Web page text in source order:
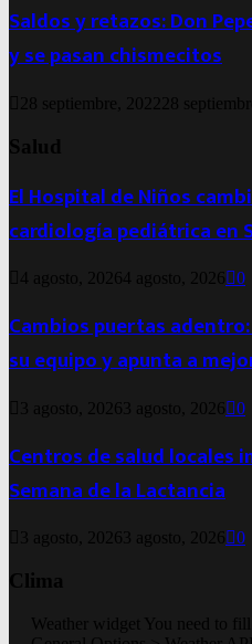
Saldos y retazos: Don
y se pasan chismecitos
28 septiembre, 2022 28
Salud
El Hospital de Niños
cardiología pediátrica en
4 agosto, 20264 agosto, 2026 0
Cambios puertas
su equipo y apunta a
3 agosto, 2026 3 agosto, 2026 0
Centros de salud locales
Semana de la Lactancia
3 agosto, 2026 3 agosto, 2026 0
Clima
Weather widget You need to